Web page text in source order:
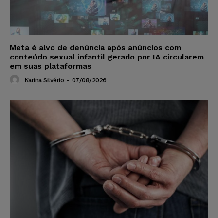
Meta é alvo de denúncia após anúncios com
conteúdo sexual infantil gerado por IA circularem
em suas plataformas
Karina Silvério - 07/08/2026